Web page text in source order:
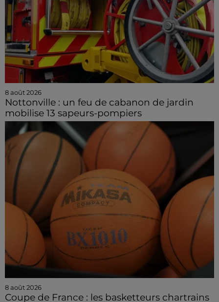
8 août 2026
Nottonville : un feu de cabanon de jardin
mobilise 13 sapeurs-pompiers
8 août 2026
Coupe de France : les basketteurs chartrains